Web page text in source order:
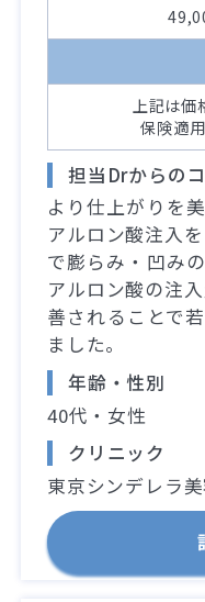
上記は価
保険適
担当Drからの
より仕上がりを
アルロン酸注入
で膨らみ・凹み
アルロン酸の注
善されることで
ました。
年齢・性別
40代・女性
クリニック
東京シンデレラ